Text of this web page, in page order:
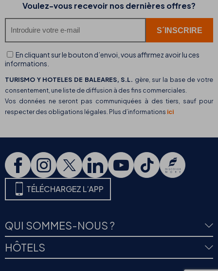
Voulez-vous recevoir nos dernières offres?
En cliquant sur le bouton d’envoi, vous affirmez avoir lu ces
informations.
TURISMO Y HOTELES DE BALEARES, S.L. gère, sur la base de votre
consentement, une liste de diffusion à des fins commerciales.
Vos données ne seront pas communiquées à des tiers, sauf pour
respecter des obligations légales. Plus d’informations ici
TÉLÉCHARGEZ L’APP
QUI SOMMES-NOUS ?
HÔTELS